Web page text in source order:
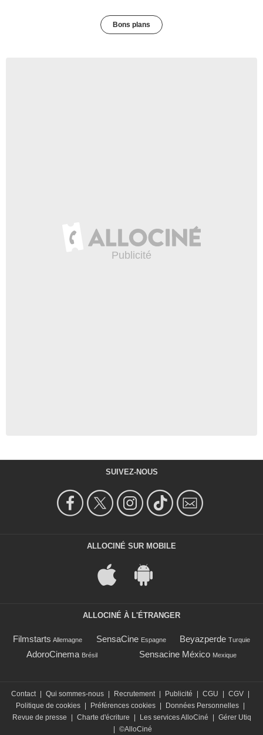
Bons plans
SUIVEZ-NOUS
ALLOCINÉ SUR MOBILE
ALLOCINÉ À L'ÉTRANGER
Filmstarts Allemagne SensaCine Espagne Beyazperde Turquie
AdoroCinema Brésil Sensacine México Mexique
Contact | Qui sommes-nous | Recrutement | Publicité | CGU | CGV |
Politique de cookies | Préférences cookies | Données Personnelles |
Revue de presse
| Charte d'écriture | Les services AlloCiné | Gérer Utiq
| ©AlloCiné